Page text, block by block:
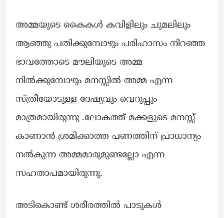
അമ്മയുടെ കൈകൾ കവിളിലും ചുമലിലും
ആഞ്ഞു പതിക്കുമ്പോഴും പരിഹാസം നിറഞ്ഞ
ഭാവത്തോടെ മൗലിയുടെ അമ്മ
നിൽക്കുമ്പോഴും മനസ്സിൽ അമ്മ എന്ന
സ്ത്രീയോടുള്ള ദേഷ്യവും വെറുപ്പും
മാത്രമായിരുന്നു .ലോകത്ത് മക്കളുടെ മനസ്സ്
കാണാൻ ശ്രമിക്കാത്ത പണത്തിന് പ്രാധാന്യം
നൽകുന്ന അമ്മമാരുമുണ്ടല്ലോ എന്ന
സഹതാപമായിരുന്നു.
അടികൊണ്ട് ശരീരത്തിൽ പാടുകൾ